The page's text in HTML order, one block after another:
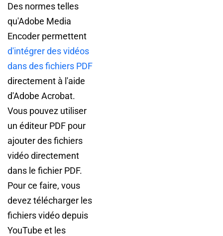
Des normes telles
qu'Adobe Media
Encoder permettent
d'intégrer des vidéos
dans des fichiers PDF
directement à l'aide
d'Adobe Acrobat.
Vous pouvez utiliser
un éditeur PDF pour
ajouter des fichiers
vidéo directement
dans le fichier PDF.
Pour ce faire, vous
devez télécharger les
fichiers vidéo depuis
YouTube et les